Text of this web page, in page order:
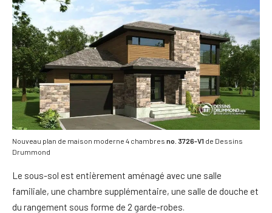
Nouveau plan de maison moderne 4 chambres no. 3726-V1 de Dessins
Drummond
Le sous-sol est entièrement aménagé avec une salle
familiale, une chambre supplémentaire, une salle de douche et
du rangement sous forme de 2 garde-robes.